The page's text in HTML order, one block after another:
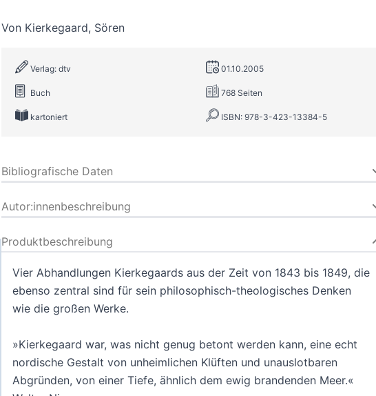
Von Kierkegaard, Sören
Verlag: dtv 01.10.2005
Buch 768 Seiten
kartoniert ISBN: 978-3-423-13384-5
Bibliografische Daten
Autor:innenbeschreibung
Produktbeschreibung
Vier Abhandlungen Kierkegaards aus der Zeit von 1843 bis 1849, die
ebenso zentral sind für sein philosophisch-theologisches Denken
wie die großen Werke.
»Kierkegaard war, was nicht genug betont werden kann, eine echt
nordische Gestalt von unheimlichen Klüften und unauslotbaren
Abgründen, von einer Tiefe, ähnlich dem ewig brandenden Meer.«